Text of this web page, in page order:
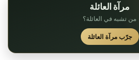
مرآة العائلة
من تشبه في العائلة؟
جرّب مرآة العائلة